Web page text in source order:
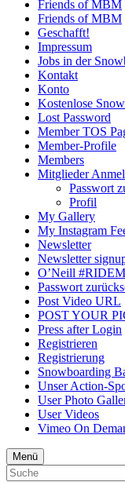
Friends of MBM
Friends of MBM
Geschafft!
Impressum
Jobs in der
Kontakt
Konto
Kostenlose
Lost Password
Member TOS
Member-Profile
Members
Mitglieder
Passwort
Profil
My Gallery
My Instagram
Newsletter
Newsletter
O’Neill
Passwort
Post Video URL
POST YOUR
Press after Login
Registrieren
Registrierung
Snowboarding
Unser Action-
User Photo
User Videos
Vimeo On
Menü